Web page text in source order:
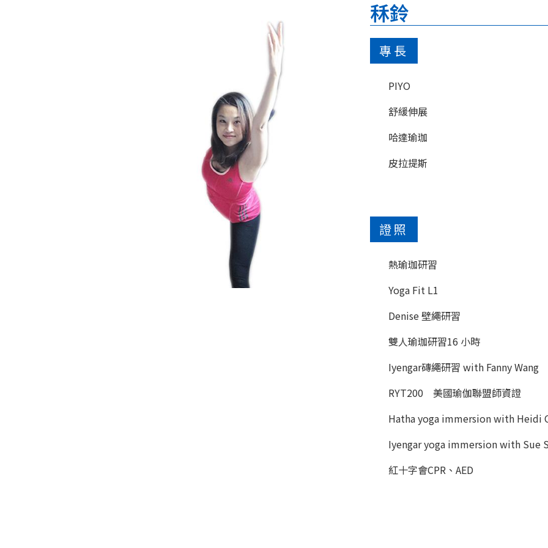
秝鈴
專長
PIYO
舒緩伸展
哈達瑜珈
皮拉提斯
證照
熱瑜珈研習
Yoga Fit L1
Denise 壁繩研習
雙人瑜珈研習16 小時
Iyengar磚繩研習 with Fanny Wang
RYT200 美國瑜伽聯盟師資證
Hatha yoga immersion with Heidi
Iyengar yoga immersion with Sue
紅十字會CPR、AED